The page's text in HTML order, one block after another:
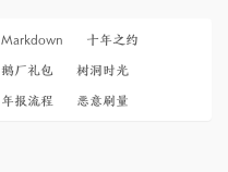
Markdown
十年之约
鹅厂礼包
树洞时光
年报流程 恶意刷量